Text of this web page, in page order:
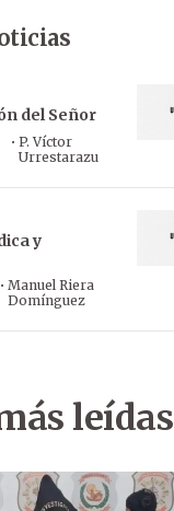
del Señor
· P. Víctor
Urrestarazu
y
· Manuel Riera
Domínguez
leídas